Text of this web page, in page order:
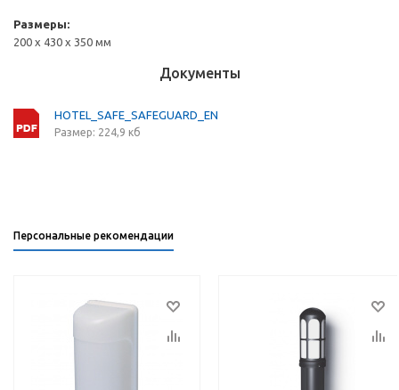
Размеры:
200 х 430 х 350 мм
Документы
HOTEL_SAFE_SAFEGUARD_EN
Размер: 224,9 кб
Персональные рекомендации